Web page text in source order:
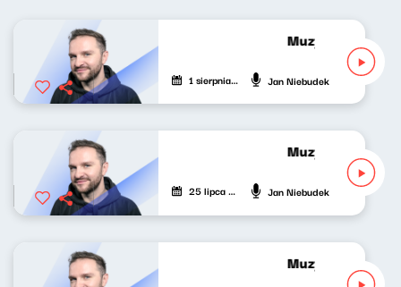
Muzyka
1 sierpnia 2026 Jan Niebudek
Muzyka
25 lipca 2026 Jan Niebudek
Muzyka